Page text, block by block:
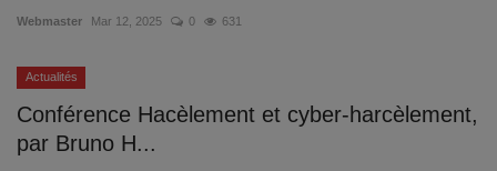
Webmaster Mar 12, 2025 0 631
Actualités
Conférence Hacèlement et cyber-harcèlement,
par Bruno H...